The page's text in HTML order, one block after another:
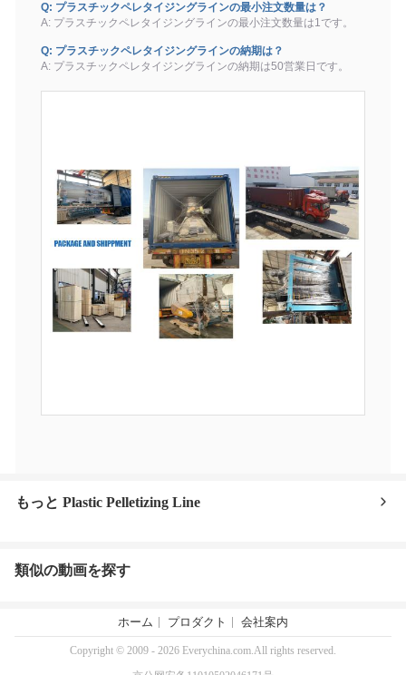
Q: プラスチックペレタイジングラインの最小注文数量は？
A: プラスチックペレタイジングラインの最小注文数量は1です。
Q: プラスチックペレタイジングラインの納期は？
A: プラスチックペレタイジングラインの納期は50営業日です。
もっと Plastic Pelletizing Line
類似の動画を探す
ホーム プロダクト 会社案内
Copyright © 2009 - 2026 Everychina.com.All rights reserved.